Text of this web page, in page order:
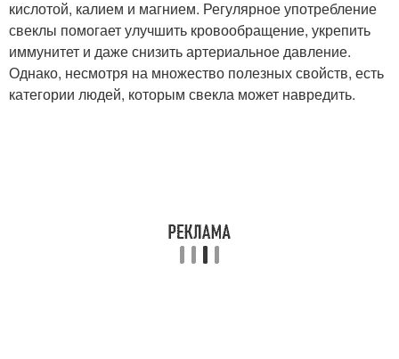
кислотой, калием и магнием. Регулярное употребление
свеклы помогает улучшить кровообращение, укрепить
иммунитет и даже снизить артериальное давление.
Однако, несмотря на множество полезных свойств, есть
категории людей, которым свекла может навредить.